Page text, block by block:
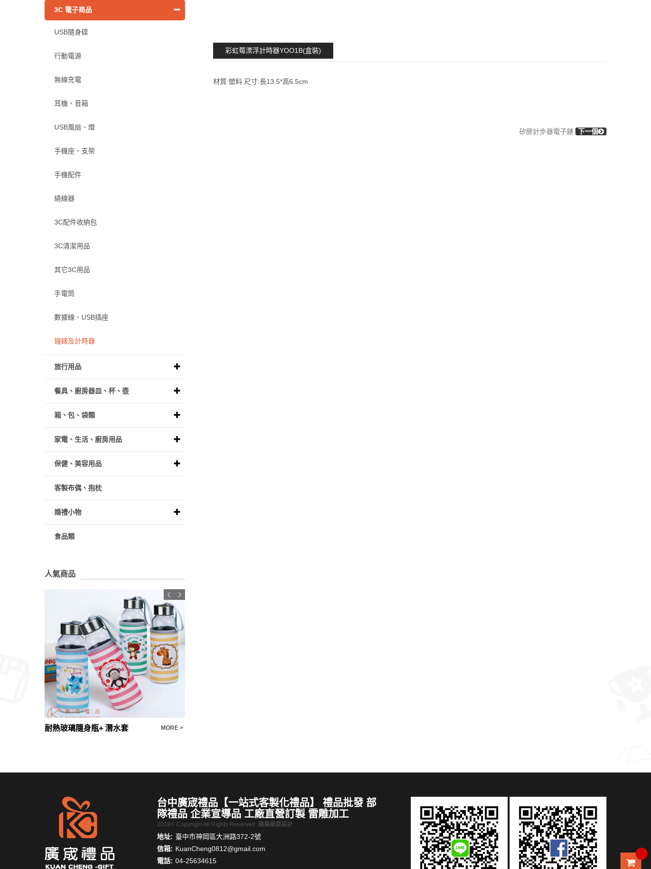
彩虹莓漂浮計時器YOO1B(盒裝)
材質:塑料 尺寸:長13.5*高6.5cm
矽膠計步器電子錶 下一個
3C 電子商品
USB隨身碟
行動電源
無線充電
耳機、音箱
USB風扇、燈
手機座、支架
手機配件
繞線器
3C配件收納包
3C清潔用品
其它3C用品
手電筒
數據線、USB插座
鐘錶及計時器
旅行用品
餐具、廚房器皿、杯、壺
箱、包、袋類
家電、生活、廚房用品
保健、美容用品
客製布偶、抱枕
婚禮小物
食品類
人氣商品
耐熱玻璃隨身瓶+ 潛水套 MORE >
台中廣宬禮品【一站式客製化禮品】 禮品批發 部
隊禮品 企業宣導品 工廠直營訂製 雷雕加工
2019© Copyright All Rights Reserved 蘋果網頁設計
地址: 臺中市神岡區大洲路372-2號
信箱: KuanCheng0812@gmail.com
電話: 04-25634615